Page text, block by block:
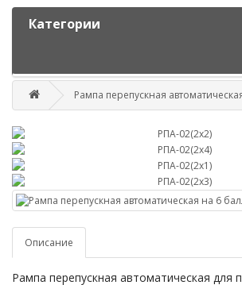
Категории
Рампа перепускная
Описание
Рампа перепускная автоматическая для